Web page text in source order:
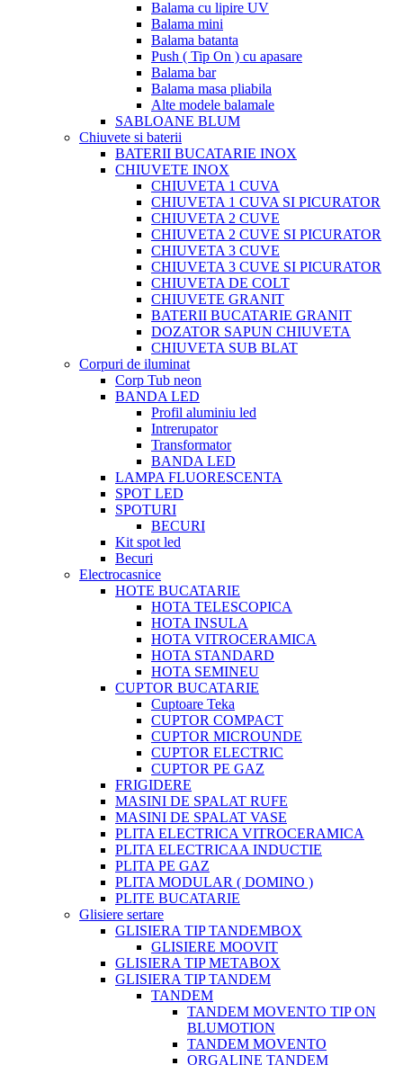
Balama cu lipire UV
Balama mini
Balama batanta
Push ( Tip On ) cu apasare
Balama bar
Balama masa pliabila
Alte modele balamale
SABLOANE BLUM
Chiuvete si baterii
BATERII BUCATARIE INOX
CHIUVETE INOX
CHIUVETA 1 CUVA
CHIUVETA 1 CUVA SI PICURATOR
CHIUVETA 2 CUVE
CHIUVETA 2 CUVE SI PICURATOR
CHIUVETA 3 CUVE
CHIUVETA 3 CUVE SI PICURATOR
CHIUVETA DE COLT
CHIUVETE GRANIT
BATERII BUCATARIE GRANIT
DOZATOR SAPUN CHIUVETA
CHIUVETA SUB BLAT
Corpuri de iluminat
Corp Tub neon
BANDA LED
Profil aluminiu led
Intrerupator
Transformator
BANDA LED
LAMPA FLUORESCENTA
SPOT LED
SPOTURI
BECURI
Kit spot led
Becuri
Electrocasnice
HOTE BUCATARIE
HOTA TELESCOPICA
HOTA INSULA
HOTA VITROCERAMICA
HOTA STANDARD
HOTA SEMINEU
CUPTOR BUCATARIE
Cuptoare Teka
CUPTOR COMPACT
CUPTOR MICROUNDE
CUPTOR ELECTRIC
CUPTOR PE GAZ
FRIGIDERE
MASINI DE SPALAT RUFE
MASINI DE SPALAT VASE
PLITA ELECTRICA VITROCERAMICA
PLITA ELECTRICAA INDUCTIE
PLITA PE GAZ
PLITA MODULAR ( DOMINO )
PLITE BUCATARIE
Glisiere sertare
GLISIERA TIP TANDEMBOX
GLISIERE MOOVIT
GLISIERA TIP METABOX
GLISIERA TIP TANDEM
TANDEM
TANDEM MOVENTO TIP ON
BLUMOTION
TANDEM MOVENTO
ORGALINE TANDEM